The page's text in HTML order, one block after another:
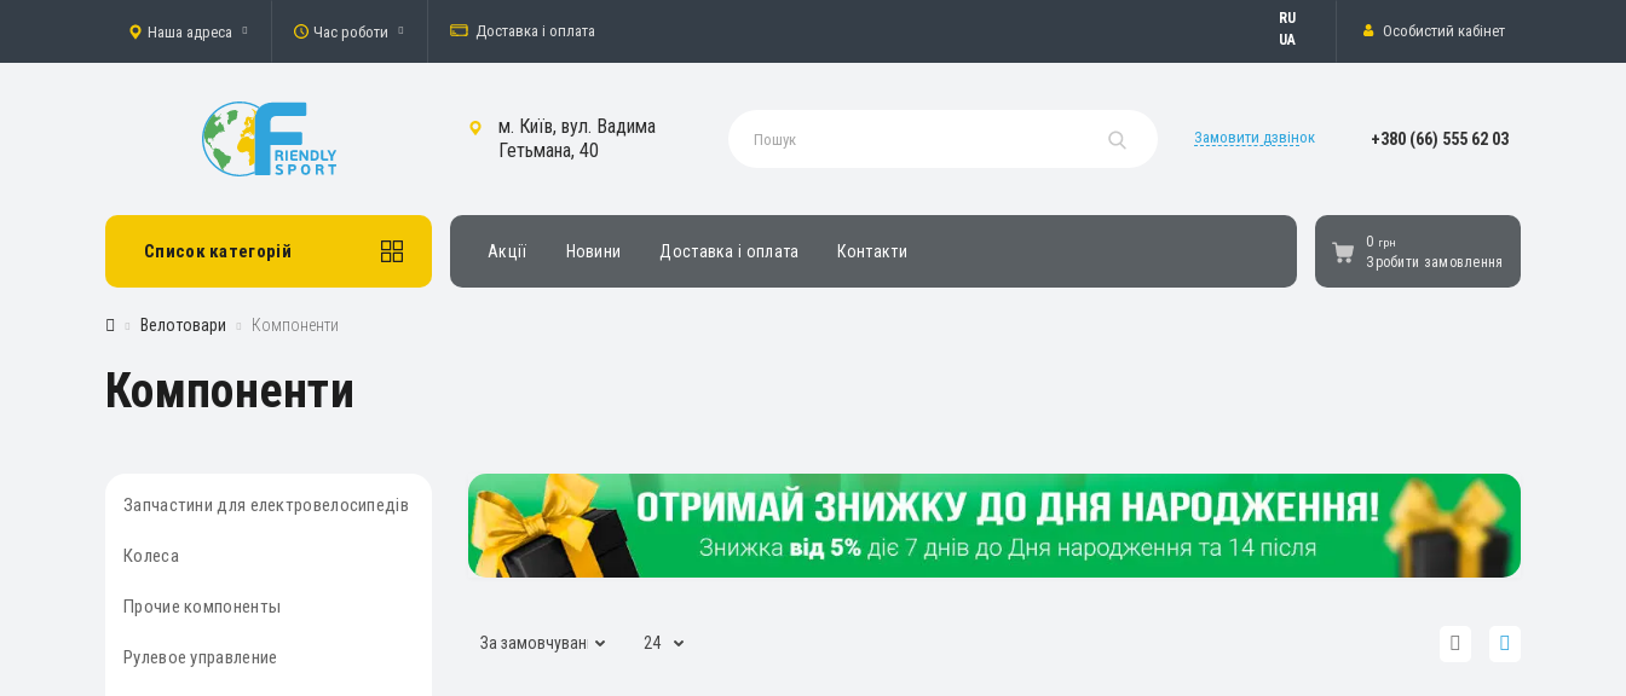
Наша адреса Час роботи Доставка і оплата
УкраїнськаОсобистий кабінет
м. Київ, вул. Вадима
Гетьмана, 40
Замовити дзвінок +380 (66) 555 62 03
Список категорій Акції Новини Доставка і оплата Контакти
0 грн
Зробити замовлення
Велотовари Компоненти
Компоненти
Запчастини для електровелосипедів
Колеса
Прочие компоненты
Рулевое управление